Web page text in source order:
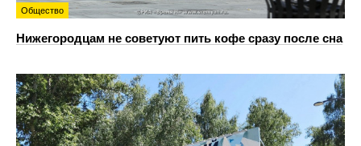
Общество
Нижегородцам не советуют пить кофе сразу после сна